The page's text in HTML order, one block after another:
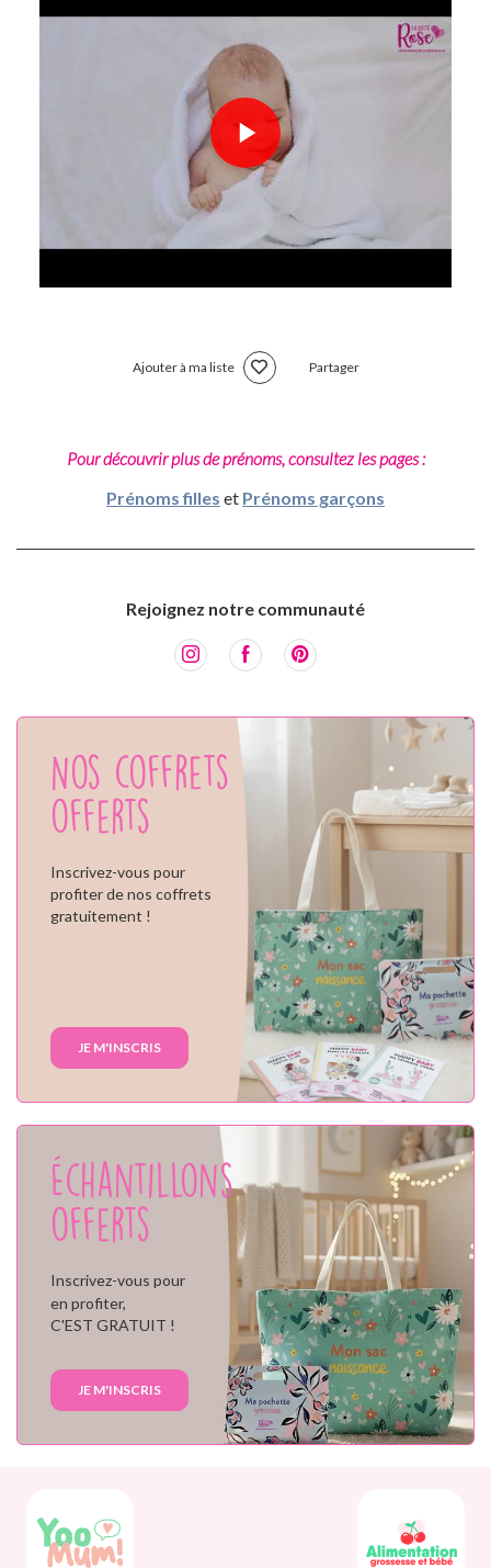
Ajouter à ma liste Partager
Pour découvrir plus de prénoms, consultez les pages :
Prénoms filles et Prénoms garçons
Rejoignez notre communauté
Nos coffrets
offerts
Inscrivez-vous pour
profiter de nos coffrets
gratuitement !
JE M'INSCRIS
Échantillons
offerts
Inscrivez-vous pour
en profiter,
C'EST GRATUIT !
JE M'INSCRIS